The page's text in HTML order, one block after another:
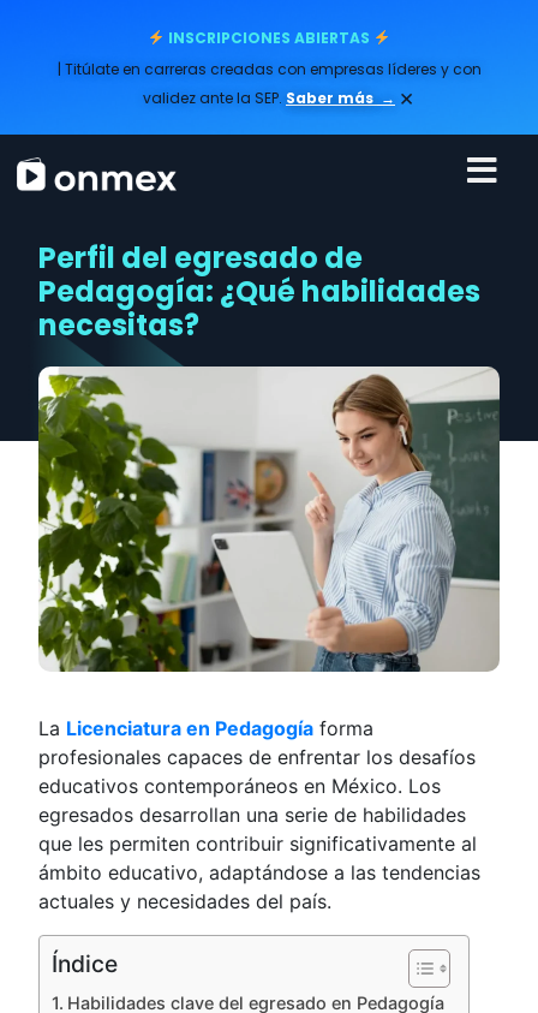
INSCRIPCIONES ABIERTAS
| Titúlate en carreras creadas con empresas líderes y con
validez ante la SEP. Saber más → ×
Perfil del egresado de
Pedagogía: ¿Qué habilidades
necesitas?
La Licenciatura en Pedagogía forma
profesionales capaces de enfrentar los desafíos
educativos contemporáneos en México. Los
egresados desarrollan una serie de habilidades
que les permiten contribuir significativamente al
ámbito educativo, adaptándose a las tendencias
actuales y necesidades del país.
Índice
Habilidades clave del egresado en Pedagogía